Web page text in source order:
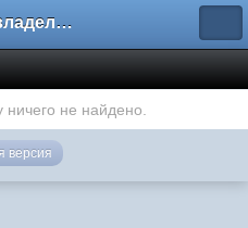
Форум владельцев интернет-магазинов
не найдено.
версия